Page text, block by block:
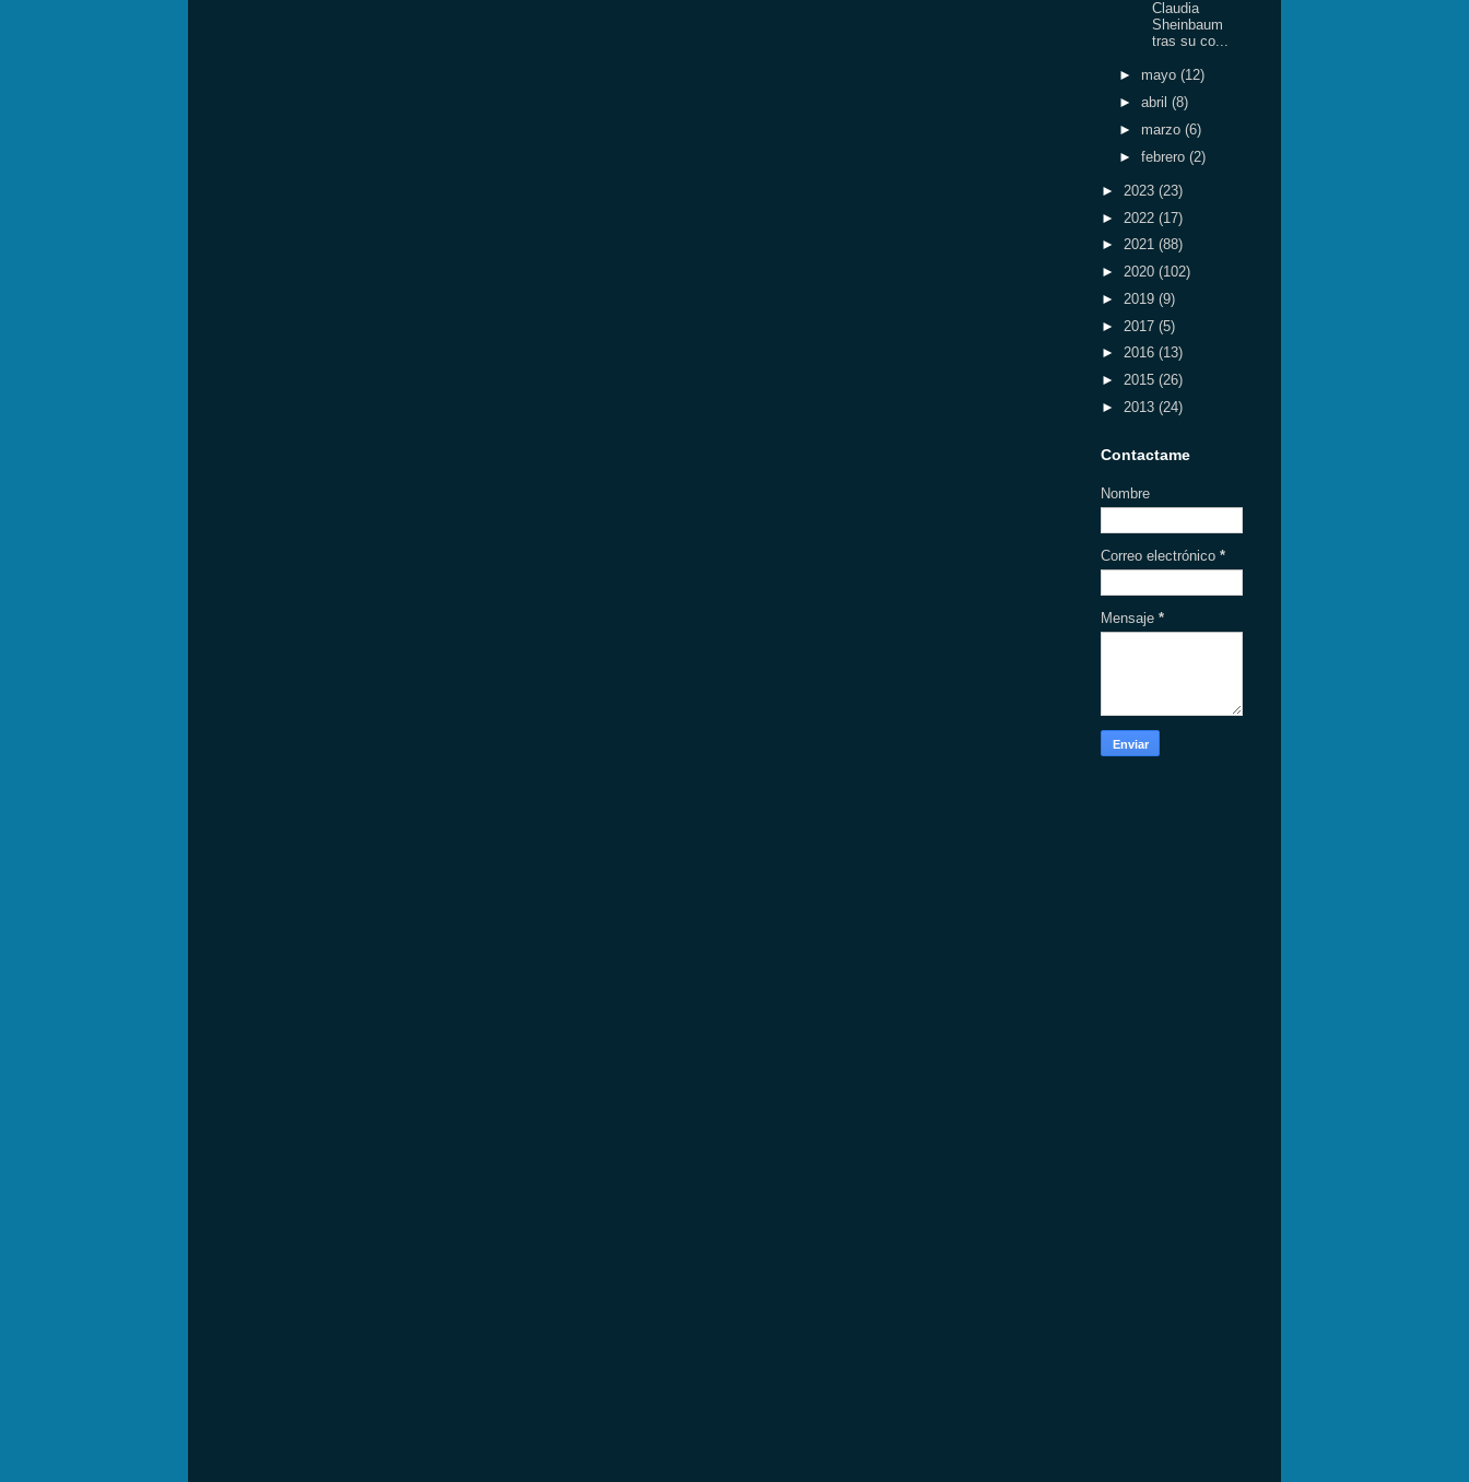
Claudia
Sheinbaum
tras su co...
► mayo (12)
► abril (8)
► marzo (6)
► febrero (2)
► 2023 (23)
► 2022 (17)
► 2021 (88)
► 2020 (102)
► 2019 (9)
► 2017 (5)
► 2016 (13)
► 2015 (26)
► 2013 (24)
Contactame
Nombre
Correo electrónico *
Mensaje *